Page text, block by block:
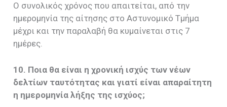
Ο συνολικός χρόνος που απαιτείται, από την
ημερομηνία της αίτησης στο Αστυνομικό Τμήμα
μέχρι και την παραλαβή θα κυμαίνεται στις 7
ημέρες.
10. Ποια θα είναι η χρονική ισχύς των νέων
δελτίων ταυτότητας και γιατί είναι απαραίτητη
η ημερομηνία λήξης της ισχύος;